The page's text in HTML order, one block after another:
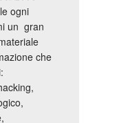
ogni
un gran
che